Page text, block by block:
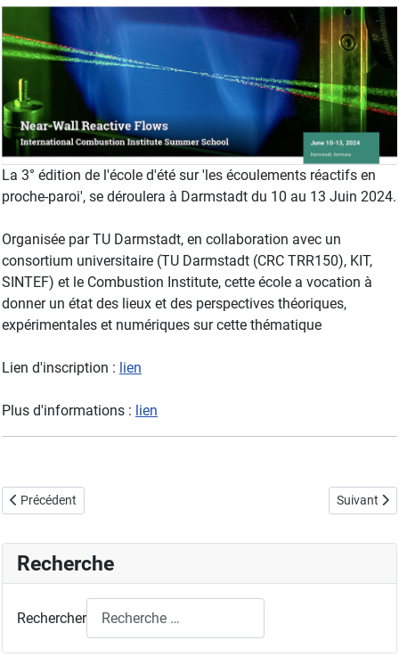
La 3° édition de l'école d'été sur 'les écoulements réactifs en
proche-paroi', se déroulera à Darmstadt du 10 au 13 Juin 2024.
Organisée par TU Darmstadt, en collaboration avec un
consortium universitaire (TU Darmstadt (CRC TRR150), KIT,
SINTEF) et le Combustion Institute, cette école a vocation à
donner un état des lieux et des perspectives théoriques,
expérimentales et numériques sur cette thématique
Lien d'inscription : lien
Plus d'informations : lien
Article précédent : Cours en ligne sur les instabilités de combustion
Précédent Article
Suivant
Recherche
Rechercher